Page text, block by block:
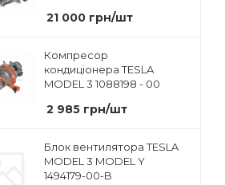
21 000 грн/шт
Компресор
кондиціонера TESLA
MODEL 3 1088198 - 00
2 985 грн/шт
Блок вентилятора TESLA
MODEL 3 MODEL Y
1494179-00-B